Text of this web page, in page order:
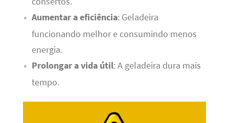
Aumentar a eficiência: Geladeira
funcionando melhor e consumindo menos
energia.
Prolongar a vida útil: A geladeira dura mais
tempo.